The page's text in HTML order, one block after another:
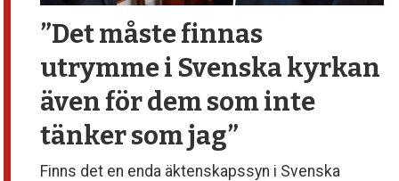
”Det måste finnas
utrymmei Svenska kyrkan
även för demsom inte
tänker som jag”
Finns det en enda äktenskapssyn i Svenska